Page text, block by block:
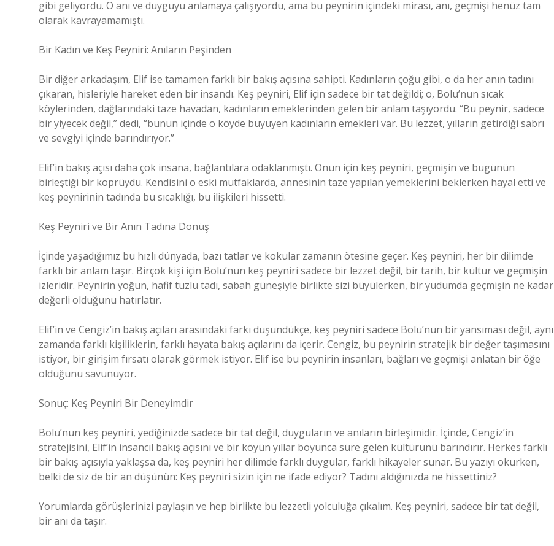
gibi geliyordu. O anı ve duyguyu anlamaya çalışıyordu, ama bu peynirin içindeki mirası, anı, geçmişi henüz tam
olarak kavrayamamıştı.
Bir Kadın ve Keş Peyniri: Anıların Peşinden
Bir diğer arkadaşım, Elif ise tamamen farklı bir bakış açısına sahipti. Kadınların çoğu gibi, o da her anın tadını
çıkaran, hisleriyle hareket eden bir insandı. Keş peyniri, Elif için sadece bir tat değildi; o, Bolu’nun sıcak
köylerinden, dağlarındaki taze havadan, kadınların emeklerinden gelen bir anlam taşıyordu. “Bu peynir, sadece
bir yiyecek değil,” dedi, “bunun içinde o köyde büyüyen kadınların emekleri var. Bu lezzet, yılların getirdiği sabrı
ve sevgiyi içinde barındırıyor.”
Elif’in bakış açısı daha çok insana, bağlantılara odaklanmıştı. Onun için keş peyniri, geçmişin ve bugünün
birleştiği bir köprüydü. Kendisini o eski mutfaklarda, annesinin taze yapılan yemeklerini beklerken hayal etti ve
keş peynirinin tadında bu sıcaklığı, bu ilişkileri hissetti.
Keş Peyniri ve Bir Anın Tadına Dönüş
İçinde yaşadığımız bu hızlı dünyada, bazı tatlar ve kokular zamanın ötesine geçer. Keş peyniri, her bir dilimde
farklı bir anlam taşır. Birçok kişi için Bolu’nun keş peyniri sadece bir lezzet değil, bir tarih, bir kültür ve geçmişin
izleridir. Peynirin yoğun, hafif tuzlu tadı, sabah güneşiyle birlikte sizi büyülerken, bir yudumda geçmişin ne kadar
değerli olduğunu hatırlatır.
Elif’in ve Cengiz’in bakış açıları arasındaki farkı düşündükçe, keş peyniri sadece Bolu’nun bir yansıması değil, aynı
zamanda farklı kişiliklerin, farklı hayata bakış açılarını da içerir. Cengiz, bu peynirin stratejik bir değer taşımasını
istiyor, bir girişim fırsatı olarak görmek istiyor. Elif ise bu peynirin insanları, bağları ve geçmişi anlatan bir öğe
olduğunu savunuyor.
Sonuç: Keş Peyniri Bir Deneyimdir
Bolu’nun keş peyniri, yediğinizde sadece bir tat değil, duyguların ve anıların birleşimidir. İçinde, Cengiz’in
stratejisini, Elif’in insancıl bakış açısını ve bir köyün yıllar boyunca süre gelen kültürünü barındırır. Herkes farklı
bir bakış açısıyla yaklaşsa da, keş peyniri her dilimde farklı duygular, farklı hikayeler sunar. Bu yazıyı okurken,
belki de siz de bir an düşünün: Keş peyniri sizin için ne ifade ediyor? Tadını aldığınızda ne hissettiniz?
Yorumlarda görüşlerinizi paylaşın ve hep birlikte bu lezzetli yolculuğa çıkalım. Keş peyniri, sadece bir tat değil,
bir anı da taşır.